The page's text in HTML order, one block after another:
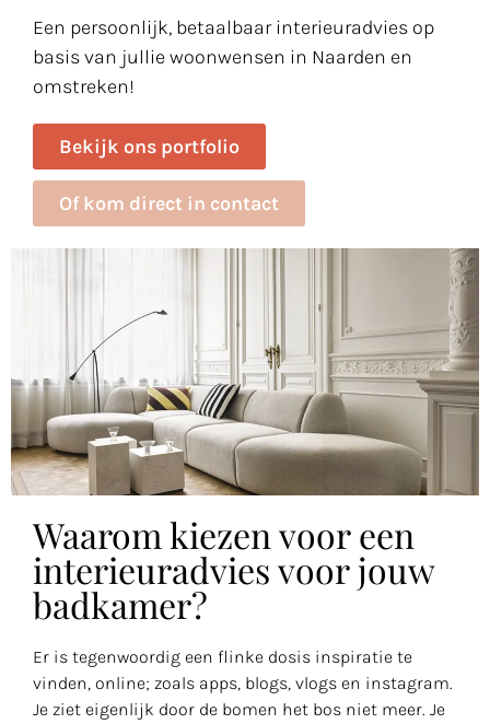
Een persoonlijk, betaalbaar interieuradvies op
basis van jullie woonwensen in Naarden en
omstreken!
Bekijk ons portfolio
Of kom direct in contact
Waarom kiezen voor een
interieuradvies voor jouw
badkamer?
Er is tegenwoordig een flinke dosis inspiratie te
vinden, online; zoals apps, blogs, vlogs en instagram.
Je ziet eigenlijk door de bomen het bos niet meer. Je